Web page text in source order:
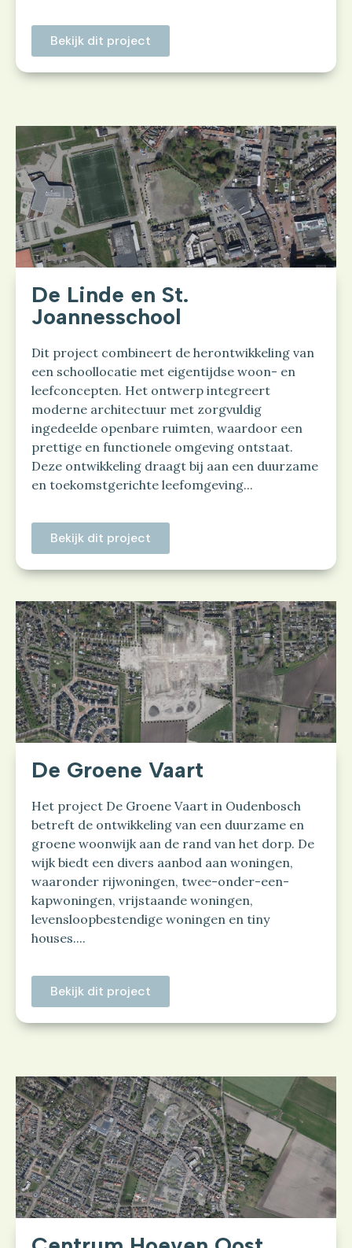
Bekijk dit project
De Linde en St.
Joannesschool
Dit project combineert de herontwikkeling van
een schoollocatie met eigentijdse woon- en
leefconcepten. Het ontwerp integreert
moderne architectuur met zorgvuldig
ingedeelde openbare ruimten, waardoor een
prettige en functionele omgeving ontstaat.
Deze ontwikkeling draagt bij aan een duurzame
en toekomstgerichte leefomgeving...
Bekijk dit project
De Groene Vaart
Het project De Groene Vaart in Oudenbosch
betreft de ontwikkeling van een duurzame en
groene woonwijk aan de rand van het dorp. De
wijk biedt een divers aanbod aan woningen,
waaronder rijwoningen, twee-onder-een-
kapwoningen, vrijstaande woningen,
levensloopbestendige woningen en tiny
houses....
Bekijk dit project